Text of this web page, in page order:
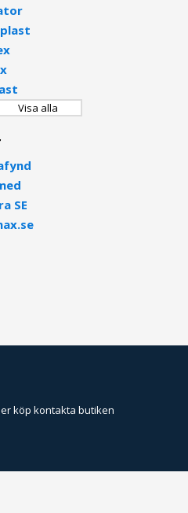
Visa alla
SE
köp kontakta butiken